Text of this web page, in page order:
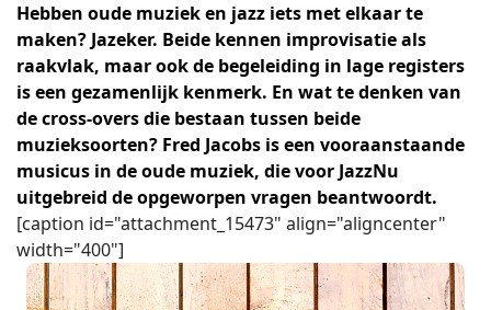
Hebben oude muziek en jazz iets met elkaar te
maken? Jazeker. Beide kennen improvisatie als
raakvlak, maar ook de begeleiding in lage registers
is een gezamenlijk kenmerk. En wat te denken van
de cross-overs die bestaan tussen beide
muzieksoorten? Fred Jacobs is een vooraanstaande
musicus in de oude muziek, die voor JazzNu
uitgebreid de opgeworpen vragen beantwoordt.
[caption id="attachment_15473" align="aligncenter"
width="400"]